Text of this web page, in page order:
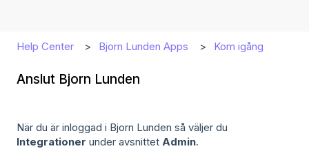
Help Center Bjorn Lunden Apps Kom igång
Anslut Bjorn Lunden
När du är inloggad i Bjorn Lunden så väljer du
Integrationer under avsnittet Admin.